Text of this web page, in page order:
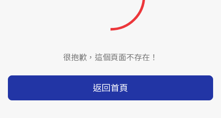
很抱歉，這個頁面不存在！
返回首頁